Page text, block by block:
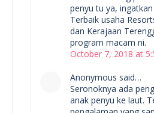
penyu tu ya,
Terbaik usaha
dan Kerajaan
program macam ni.
October 7, 2018 at
Anonymous said…
Seronoknya ada
anak penyu ke laut.